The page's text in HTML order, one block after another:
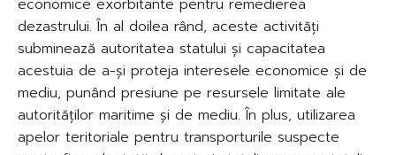
dezastrului. În al doilea rând, aceste activități
subminează autoritatea statului și capacitatea
acestuia de a-și proteja interesele economice și de
mediu, punând presiune pe resursele limitate ale
autorităților maritime și de mediu. În plus, utilizarea
apelor teritoriale pentru transporturile suspecte